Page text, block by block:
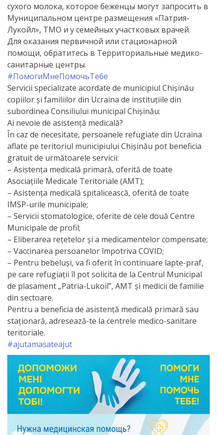
activitate
Transparență
Achiziții
publice
Invitații
de
participare
Planuri
de
achiziții
Anticorupție
Știri
și
Evenimente
Acte
și
regulamente
Legislație
internațională
Legislație
сухого молока, которое беженцы могут запросить в
Муниципальном центре размещения «Патрия-
Лукойл», ТМО и у семейных участковых врачей.
Для оказания первичной или стационарной
помощи, обратитесь в Территориальные медико-
санитарные центры.
#ПомогиМнеПомочьТебе
Servicii specializate acordate de municipiul Chișinău
copiilor și familiilor din Ucraina de instituțiile din
subordinea Consiliului municipal Chișinău:
Ai nevoie de asistență medicală?
În caz de necesitate, persoanele refugiate din Ucraina
aflate pe teritoriul municipiului Chișinău pot beneficia
gratuit de următoarele servicii:
– Asistența medicală primară, oferită de toate
Asociațiile Medicale Teritoriale (AMT);
– Asistența medicală spitalicească, oferită de toate
IMSP-urile municipale;
– Servicii stomatologice, oferite de cele două Centre
Municipale de profil;
– Eliberarea rețetelor și a medicamentelor compensate;
– Vaccinarea persoanelor împotriva COVID;
– Pentru bebeluși, va fi oferit în continuare lapte-praf,
pe care refugiații îl pot solicita de la Centrul Municipal
de plasament „Patria-Lukoil”, AMT și medicii de familie
din sectoare.
Pentru a beneficia de asistență medicală primară sau
staționară, adresează-te la centrele medico-sanitare
teritoriale.
#ajutamasateajut